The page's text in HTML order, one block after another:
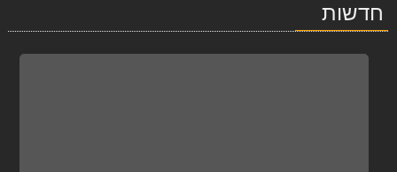
WhatsAppחדשות